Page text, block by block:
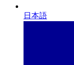
日本語